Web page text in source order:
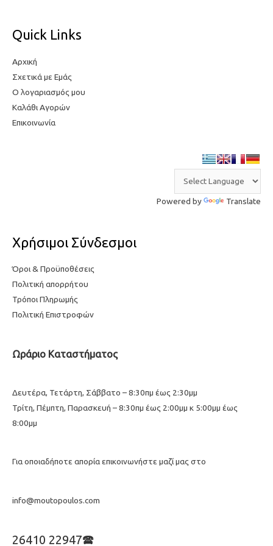
Quick Links
Αρχική
Σχετικά με Εμάς
Ο λογαριασμός μου
Καλάθι Αγορών
Επικοινωνία
Powered by Translate
Χρήσιμοι Σύνδεσμοι
Όροι & Προϋποθέσεις
Πολιτική απορρήτου
Τρόποι Πληρωμής
Πολιτική Επιστροφών
Ωράριο Καταστήματος
Δευτέρα, Τετάρτη, Σάββατο – 8:30πμ έως 2:30μμ
Τρίτη, Πέμπτη, Παρασκευή – 8:30πμ έως 2:00μμ κ 5:00μμ έως
8:00μμ
Για οποιαδήποτε απορία επικοινωνήστε μαζί μας στο
info@moutopoulos.com
26410 22947🕿